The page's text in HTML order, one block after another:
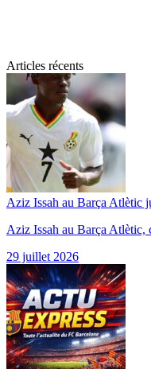
Articles récents
Aziz Issah au Barça Atlètic
Aziz Issah au Barça Atlètic,
29 juillet 2026